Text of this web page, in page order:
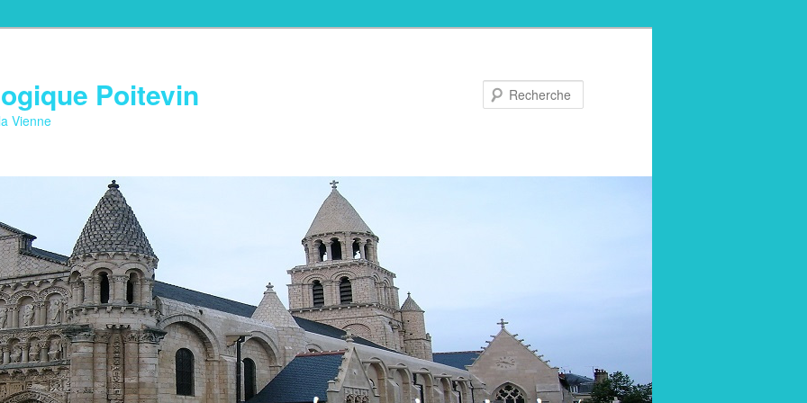
Poitevin
Vienne